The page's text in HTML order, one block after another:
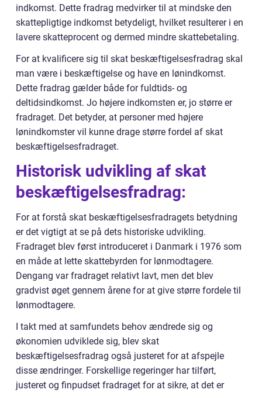
indkomst. Dette fradrag medvirker til at mindske den
skattepligtige indkomst betydeligt, hvilket resulterer i en
lavere skatteprocent og dermed mindre skattebetaling.
For at kvalificere sig til skat beskæftigelsesfradrag skal
man være i beskæftigelse og have en lønindkomst.
Dette fradrag gælder både for fuldtids- og
deltidsindkomst. Jo højere indkomsten er, jo større er
fradraget. Det betyder, at personer med højere
lønindkomster vil kunne drage større fordel af skat
beskæftigelsesfradraget.
Historisk udvikling af skat
beskæftigelsesfradrag:
For at forstå skat beskæftigelsesfradragets betydning
er det vigtigt at se på dets historiske udvikling.
Fradraget blev først introduceret i Danmark i 1976 som
en måde at lette skattebyrden for lønmodtagere.
Dengang var fradraget relativt lavt, men det blev
gradvist øget gennem årene for at give større fordele til
lønmodtagere.
I takt med at samfundets behov ændrede sig og
økonomien udviklede sig, blev skat
beskæftigelsesfradrag også justeret for at afspejle
disse ændringer. Forskellige regeringer har tilført,
justeret og finpudset fradraget for at sikre, at det er